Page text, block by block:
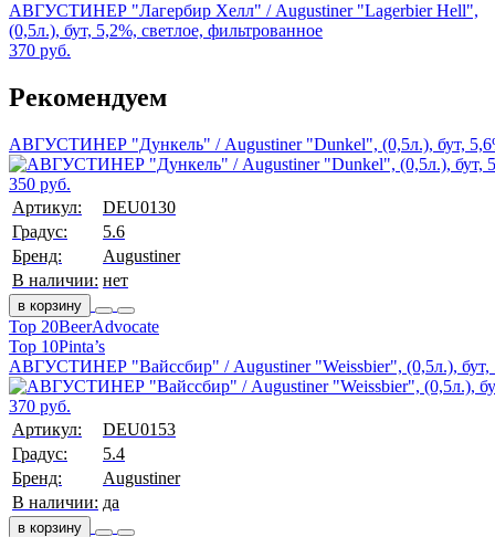
АВГУСТИНЕР "Лагербир Хелл" / Augustiner "Lagerbier Hell",
(0,5л.), бут, 5,2%, светлое, фильтрованное
370 руб.
Рекомендуем
АВГУСТИНЕР "Дункель" / Augustiner "Dunkel", (0,5л.), бут,
350 руб.
Артикул:
DEU0130
Градус:
5.6
Бренд:
Augustiner
В наличии: нет
в корзину
Top 20BeerAdvocate
Top 10Pinta’s
АВГУСТИНЕР "Вайссбир" / Augustiner "Weissbier", (0,5л.), бут,
370 руб.
Артикул:
DEU0153
Градус:
5.4
Бренд:
Augustiner
В наличии: да
в корзину